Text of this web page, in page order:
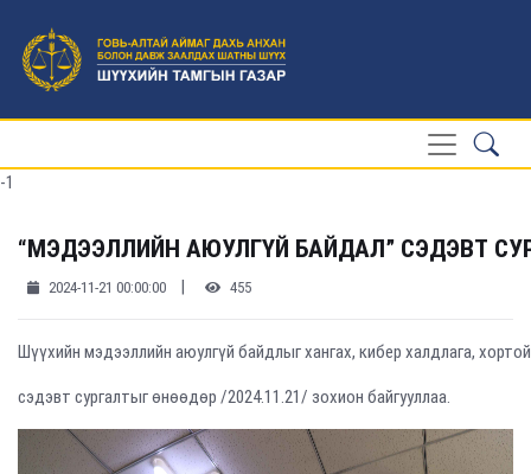
-1
“МЭДЭЭЛЛИЙН АЮУЛГҮЙ БАЙДАЛ” СЭДЭВТ
2024-11-21 00:00:00 | 455
Шүүхийн мэдээллийн аюулгүй байдлыг хангах, кибер халдлага,
сэдэвт сургалтыг өнөөдөр /2024.11.21/ зохион байгууллаа.